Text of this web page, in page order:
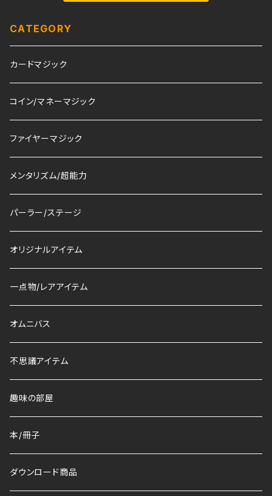
CATEGORY
カードマジック
コイン/マネーマジック
ファイヤーマジック
メンタリズム/超能力
パーラー/ステージ
オリジナルアイテム
一点物/レアアイテム
オムニバス
不思議アイテム
趣味の部屋
本/冊子
ダウンロード商品